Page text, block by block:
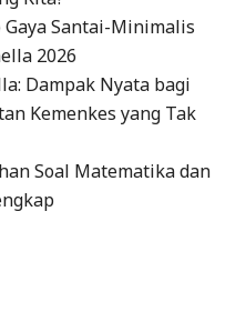
Santai-Minimalis
2026
Dampak Nyata bagi
Kemenkes yang Tak
Soal Matematika dan